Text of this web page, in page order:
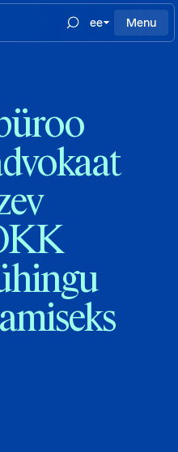
ee Menu